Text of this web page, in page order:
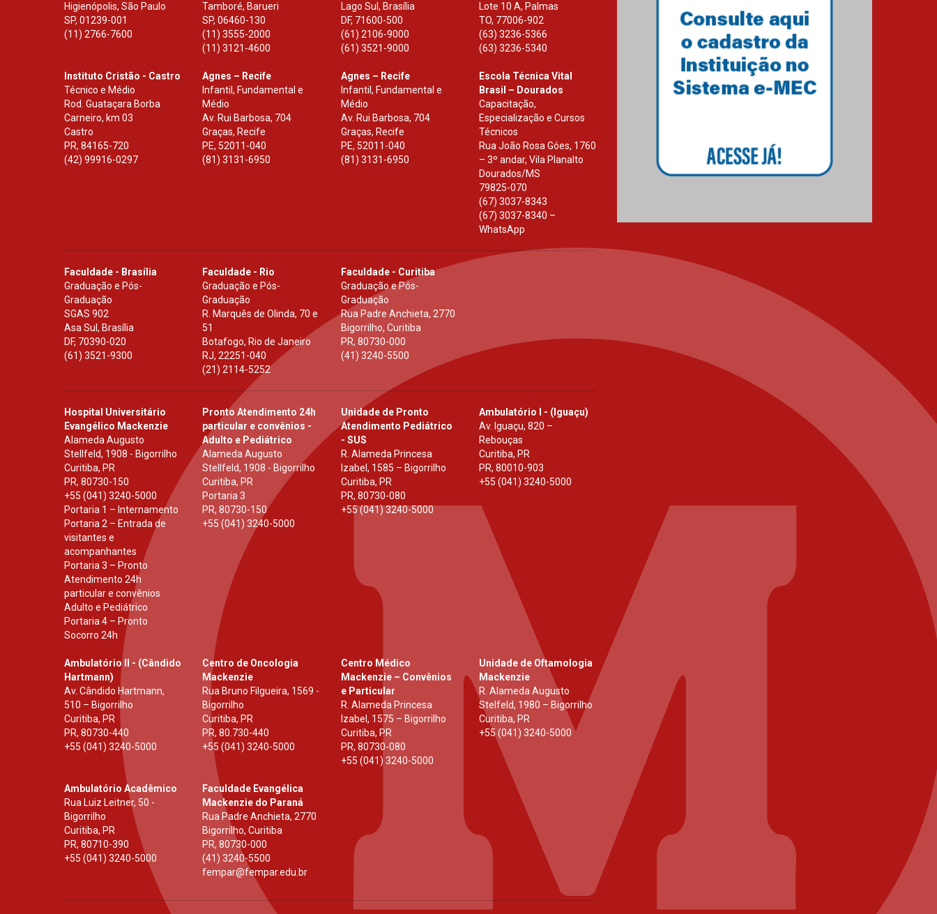
Higienópolis, São Paulo
SP, 01239-001
(11) 2766-7600
Tamboré, Barueri
SP,06460-130
(11) 3555-2000
(11) 3121-4600
Lago Sul, Brasília
DF, 71600-500
(61) 2106-9000
(61) 3521-9000
Lote 10 A, Palmas
TO, 77006-902
(63) 3236-5366
(63) 3236-5340
Instituto Cristão - Castro
Técnico e Médio
Rod. Guataçara Borba
Carneiro, km 03
Castro
PR, 84165-720
(42) 99916-0297
Agnes – Recife
Infantil, Fundamental e
Médio
Av. Rui Barbosa, 704
Graças, Recife
PE, 52011-040
(81) 3131-6950
Agnes – Recife
Infantil, Fundamental e
Médio
Av. Rui Barbosa, 704
Graças, Recife
PE, 52011-040
(81) 3131-6950
Escola Técnica Vital
Brasil – Dourados
Capacitação,
Especialização e Cursos
Técnicos
Rua João Rosa Góes, 1760
– 3º andar, Vila Planalto
Dourados/MS
79825-070
(67) 3037-8343
(67) 3037-8340 –
WhatsApp
Faculdade - Brasília
Graduação e Pós-
Graduação
SGAS 902
Asa Sul, Brasília
DF, 70390-020
(61) 3521-9300
Faculdade - Rio
Graduação e Pós-
Graduação
R. Marquês de Olinda, 70 e
51
Botafogo, Rio de Janeiro
RJ,22251-040
(21) 2114-5252
Faculdade - Curitiba
Graduação e Pós-
Graduação
Rua Padre Anchieta, 2770
Bigorrilho, Curitiba
PR, 80730-000
(41) 3240-5500
Hospital Universitário
Evangélico Mackenzie
Alameda Augusto
Stellfeld, 1908 - Bigorrilho
Curitiba, PR
PR, 80730-150
+55 (041) 3240-5000
Portaria 1 – Internamento
Portaria 2 – Entrada de
visitantes e
acompanhantes
Portaria 3 – Pronto
Atendimento 24h
particular e convênios
Adulto e Pediátrico
Portaria 4 – Pronto
Socorro 24h
Pronto Atendimento 24h
particular e convênios -
Adulto e Pediátrico
Alameda Augusto
Stellfeld, 1908 - Bigorrilho
Curitiba, PR
Portaria 3
PR,80730-150
+55 (041) 3240-5000
Unidade de Pronto
Atendimento Pediátrico
- SUS
R. Alameda Princesa
Izabel, 1585 – Bigorrilho
Curitiba, PR
PR, 80730-080
+55 (041) 3240-5000
Ambulatório I - (Iguaçu)
Av. Iguaçu, 820 –
Rebouças
Curitiba, PR
PR, 80010-903
+55 (041) 3240-5000
Ambulatório II - (Cândido
Hartmann)
Av. Cândido Hartmann,
510 – Bigorrilho
Curitiba, PR
PR, 80730-440
+55 (041) 3240-5000
Centro de Oncologia
Mackenzie
Rua Bruno Filgueira, 1569 -
Bigorrilho
Curitiba, PR
PR,80.730-440
+55 (041) 3240-5000
Centro Médico
Mackenzie – Convênios
e Particular
R. Alameda Princesa
Izabel, 1575 – Bigorrilho
Curitiba, PR
PR, 80730-080
+55 (041) 3240-5000
Unidade de Oftamologia
Mackenzie
R. Alameda Augusto
Stelfeld, 1980 – Bigorrilho
Curitiba, PR
+55 (041) 3240-5000
Ambulatório Acadêmico
Rua Luiz Leitner, 50 -
Bigorrilho
Curitiba, PR
PR, 80710-390
+55 (041) 3240-5000
Faculdade Evangélica
Mackenzie do Paraná
Rua Padre Anchieta, 2770
Bigorrilho, Curitiba
PR,80730-000
(41) 3240-5500
fempar@fempar.edu.br